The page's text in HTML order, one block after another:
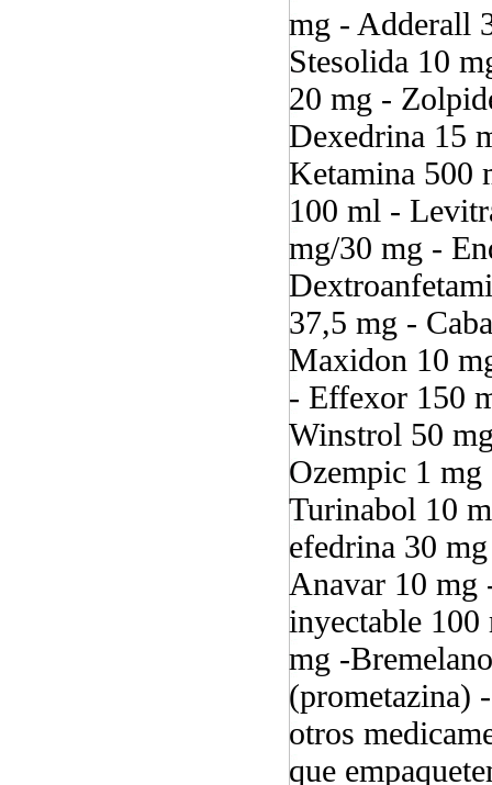
mg - Adderall
Stesolida 10
20 mg -
Dexedrina 15
Ketamina 500
100 ml -
mg/30 mg -
37,5 mg -
Maxidon 10
- Effexor 150
Winstrol 50
Ozempic 1
Turinabol 10
efedrina 30
Anavar 10 mg
inyectable
mg -
(prometazina)
otros
que